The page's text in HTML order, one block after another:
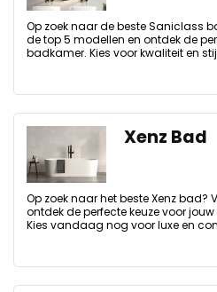
Op zoek naar de beste Saniclass
de top 5 modellen en ontdek de
badkamer. Kies voor kwaliteit en
Xenz Bad
Op zoek naar het beste Xenz bad?
ontdek de perfecte keuze voor
Kies vandaag nog voor luxe en